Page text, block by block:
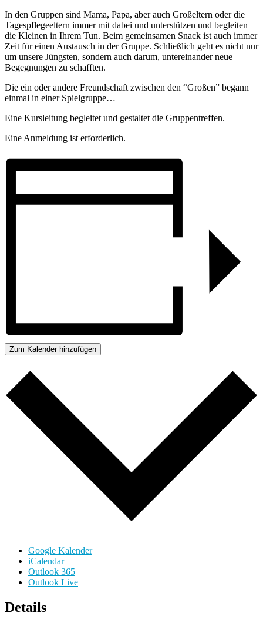
In den Gruppen sind Mama, Papa, aber auch Großeltern oder die
Tagespflegeeltern immer mit dabei und unterstützen und begleiten
die Kleinen in Ihrem Tun. Beim gemeinsamen Snack ist auch immer
Zeit für einen Austausch in der Gruppe. Schließlich geht es nicht nur
um unsere Jüngsten, sondern auch darum, untereinander neue
Begegnungen zu schafften.
Die ein oder andere Freundschaft zwischen den “Großen” begann
einmal in einer Spielgruppe…
Eine Kursleitung begleitet und gestaltet die Gruppentreffen.
Eine Anmeldung ist erforderlich.
Zum Kalender hinzufügen
Google Kalender
iCalendar
Outlook 365
Outlook Live
Details